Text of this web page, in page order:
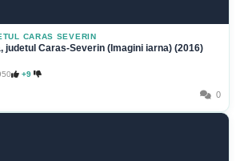
CARAS SEVERIN
judetul Caras-Severin (Imagini iarna) (2016)
+9
0